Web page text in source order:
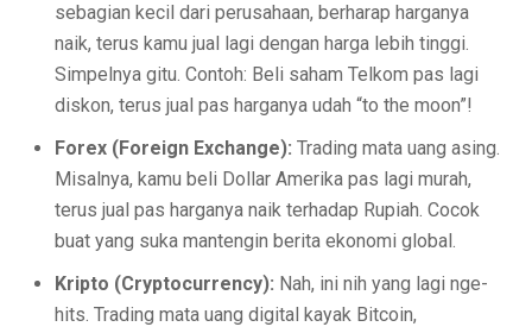
sebagian kecil dari perusahaan, berharap harganya
naik, terus kamu jual lagi dengan harga lebih tinggi.
Simpelnya gitu. Contoh: Beli saham Telkom pas lagi
diskon, terus jual pas harganya udah “to the moon”!
Forex (Foreign Exchange): Trading mata uang asing.
Misalnya, kamu beli Dollar Amerika pas lagi murah,
terus jual pas harganya naik terhadap Rupiah. Cocok
buat yang suka mantengin berita ekonomi global.
Kripto (Cryptocurrency): Nah, ini nih yang lagi nge-
hits. Trading mata uang digital kayak Bitcoin,